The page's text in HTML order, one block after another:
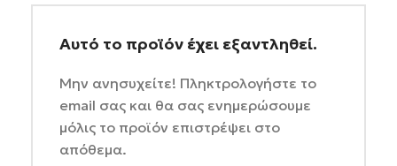
Αυτό το προϊόν έχει εξαντληθεί.
Μην ανησυχείτε! Πληκτρολογήστε το
email σας και θα σας ενημερώσουμε
μόλις το προϊόν επιστρέψει στο
απόθεμα.